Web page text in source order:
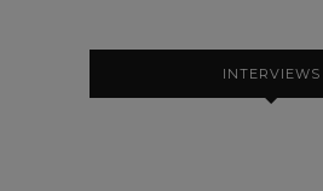
INTERVIEWS